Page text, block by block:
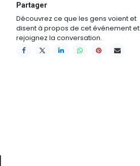
Partager
Découvrez ce que les gens voient et
disent à propos de cet événement et
rejoignez la conversation.